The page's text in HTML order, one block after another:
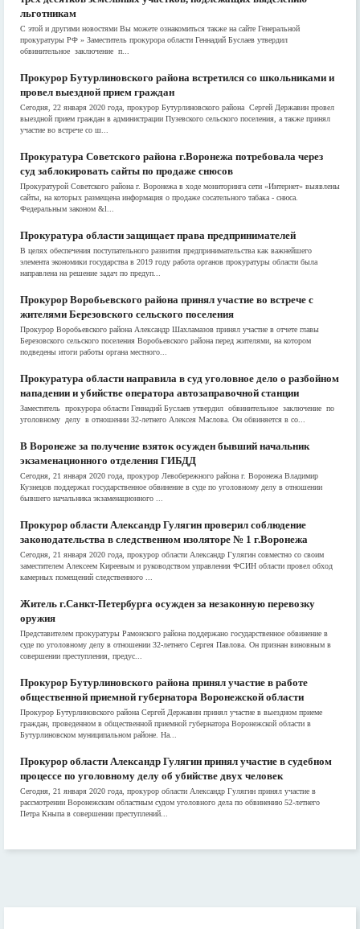
льготникам
С этой и другими новостями Вы можете ознакомиться также на сайте Генеральной
прокуратуры РФ » Заместитель прокурора области Геннадий Буслаев утвердил
обвинительное заключение п...
Прокурор Бутурлиновского района встретился со школьниками и
провел выездной прием граждан
Сегодня, 22 января 2020 года, прокурор Бутурлиновского района Сергей Державин провел
выездной прием граждан в администрации Пузевского сельского поселения, а также принял
участие во встрече со ш...
Прокуратура Советского района г.Воронежа потребовала через
суд заблокировать сайты по продаже снюсов
Прокуратурой Советского района г. Воронежа в ходе мониторинга сети «Интернет» выявлены
сайты, на которых размещена информация о продаже сосательного табака - снюса.
Федеральным законом &l...
Прокуратура области защищает права предпринимателей
В целях обеспечения поступательного развития предпринимательства как важнейшего
элемента экономики государства в 2019 году работа органов прокуратуры области была
направлена на решение задач по предуп...
Прокурор Воробьевского района принял участие во встрече с
жителями Березовского сельского поселения
Прокурор Воробьевского района Александр Шахламазов принял участие в отчете главы
Березовского сельского поселения Воробьевского района перед жителями, на котором
подведены итоги работы органа местного...
Прокуратура области направила в суд уголовное дело о разбойном
нападении и убийстве оператора автозаправочной станции
Заместитель прокурора области Геннадий Буслаев утвердил обвинительное заключение по
уголовному делу в отношении 32-летнего Алексея Маслова. Он обвиняется в со...
В Воронеже за получение взяток осужден бывший начальник
экзаменационного отделения ГИБДД
Сегодня, 21 января 2020 года, прокурор Левобережного района г. Воронежа Владимир
Кузнецов поддержал государственное обвинение в суде по уголовному делу в отношении
бывшего начальника экзаменационного ...
Прокурор области Александр Гулягин проверил соблюдение
законодательства в следственном изоляторе № 1 г.Воронежа
Сегодня, 21 января 2020 года, прокурор области Александр Гулягин совместно со своим
заместителем Алексеем Киреевым и руководством управления ФСИН области провел обход
камерных помещений следственного ...
Житель г.Санкт-Петербурга осужден за незаконную перевозку
оружия
Представителем прокуратуры Рамонского района поддержано государственное обвинение в
суде по уголовному делу в отношении 32-летнего Сергея Павлова. Он признан виновным в
совершении преступления, предус...
Прокурор Бутурлиновского района принял участие в работе
общественной приемной губернатора Воронежской области
Прокурор Бутурлиновского района Сергей Державин принял участие в выездном приеме
граждан, проведенном в общественной приемной губернатора Воронежской области в
Бутурлиновском муниципальном районе. На...
Прокурор области Александр Гулягин принял участие в судебном
процессе по уголовному делу об убийстве двух человек
Сегодня, 21 января 2020 года, прокурор области Александр Гулягин принял участие в
рассмотрении Воронежским областным судом уголовного дела по обвинению 52-летнего
Петра Кныпа в совершении преступлений...